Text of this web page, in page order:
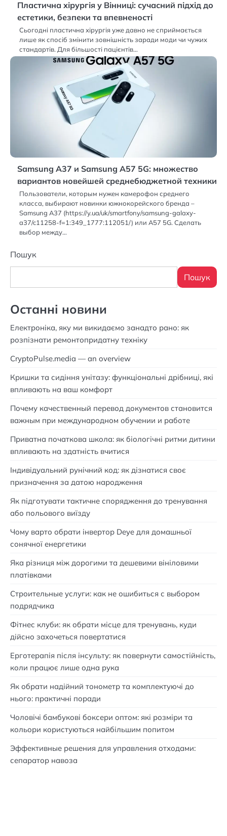
Пластична хірургія у Вінниці: сучасний підхід до
естетики, безпеки та впевненості
Сьогодні пластична хірургія уже давно не сприймається
лише як спосіб змінити зовнішність заради моди чи чужих
стандартів. Для більшості пацієнтів…
Samsung A37 и Samsung A57 5G: множество
вариантов новейшей среднебюджетной техники
Пользователи, которым нужен камерофон среднего
класса, выбирают новинки южнокорейского бренда –
Samsung A37 (https://y.ua/uk/smartfony/samsung-galaxy-
a37/c11258-f=1:349_1777:112051/) или A57 5G. Сделать
выбор между…
Пошук
Пошук
Останні новини
Електроніка, яку ми викидаємо занадто рано: як
розпізнати ремонтопридатну техніку
CryptoPulse.media — an overview
Кришки та сидіння унітазу: функціональні дрібниці, які
впливають на ваш комфорт
Почему качественный перевод документов становится
важным при международном обучении и работе
Приватна початкова школа: як біологічні ритми дитини
впливають на здатність вчитися
Індивідуальний рунічний код: як дізнатися своє
призначення за датою народження
Як підготувати тактичне спорядження до тренування
або польового виїзду
Чому варто обрати інвертор Deye для домашньої
сонячної енергетики
Яка різниця між дорогими та дешевими вініловими
платівками
Строительные услуги: как не ошибиться с выбором
подрядчика
Фітнес клуби: як обрати місце для тренувань, куди
дійсно захочеться повертатися
Ерготерапія після інсульту: як повернути самостійність,
коли працює лише одна рука
Як обрати надійний тонометр та комплектуючі до
нього: практичні поради
Чоловічі бамбукові боксери оптом: які розміри та
кольори користуються найбільшим попитом
Эффективные решения для управления отходами:
сепаратор навоза